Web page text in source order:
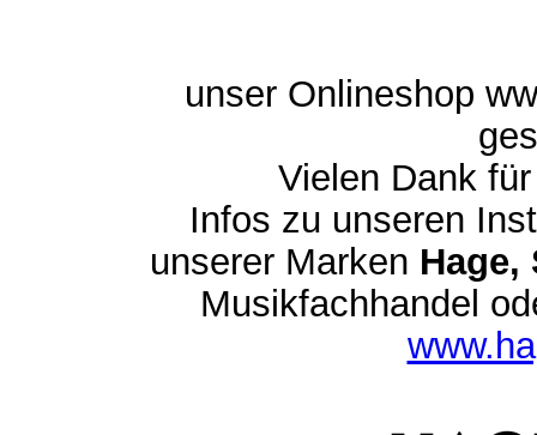
unser Onlineshop
Vielen Dank
Infos zu unseren
unserer Marken Hage,
Musikfachhandel